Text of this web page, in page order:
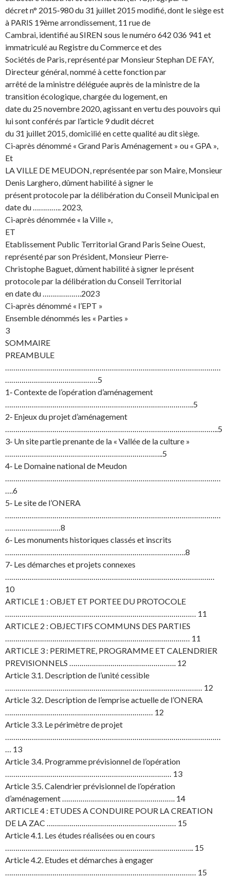
décret n° 2015‐980 du 31 juillet 2015 modifié, dont le siège est
à PARIS 19ème arrondissement, 11 rue de
Cambrai, identifié au SIREN sous le numéro 642 036 941 et
immatriculé au Registre du Commerce et des
Sociétés de Paris, représenté par Monsieur Stephan DE FAY,
Directeur général, nommé à cette fonction par
arrêté de la ministre déléguée auprès de la ministre de la
transition écologique, chargée du logement, en
date du 25 novembre 2020, agissant en vertu des pouvoirs qui
lui sont conférés par l’article 9 dudit décret
du 31 juillet 2015, domicilié en cette qualité au dit siège.
Ci‐après dénommé « Grand Paris Aménagement » ou « GPA »,
Et
LA VILLE DE MEUDON, représentée par son Maire, Monsieur
Denis Larghero, dûment habilité à signer le
présent protocole par la délibération du Conseil Municipal en
date du ………….. 2023,
Ci‐après dénommée « la Ville »,
ET
Etablissement Public Territorial Grand Paris Seine Ouest,
représenté par son Président, Monsieur Pierre‐
Christophe Baguet, dûment habilité à signer le présent
protocole par la délibération du Conseil Territorial
en date du ……………….2023
Ci‐après dénommé « l’EPT »
Ensemble dénommés les « Parties »
3
SOMMAIRE
PREAMBULE
……………………………………………………………………………………………
………………………………………5
1‐ Contexte de l’opération d’aménagement
………………………………………………………………………………..5
2‐ Enjeux du projet d’aménagement
…………………………………………………………………………………………..5
3‐ Un site partie prenante de la « Vallée de la culture »
…………………………………………………………………..5
4‐ Le Domaine national de Meudon
……………………………………………………………………………………………
….6
5‐ Le site de l’ONERA
……………………………………………………………………………………………
………………………8
6‐ Les monuments historiques classés et inscrits
…………………………………………………………………………….8
7‐ Les démarches et projets connexes
…………………………………………………………………………………………
10
ARTICLE 1 : OBJET ET PORTEE DU PROTOCOLE
………………………………………………………………………………… 11
ARTICLE 2 : OBJECTIFS COMMUNS DES PARTIES
……………………………………………………………………………… 11
ARTICLE 3 : PERIMETRE, PROGRAMME ET CALENDRIER
PREVISIONNELS ……………………………………………. 12
Article 3.1. Description de l’unité cessible
…………………………………………………………………………………… 12
Article 3.2. Description de l’emprise actuelle de l’ONERA
……………………………………………………………… 12
Article 3.3. Le périmètre de projet
……………………………………………………………………………………………
… 13
Article 3.4. Programme prévisionnel de l’opération
……………………………………………………………………… 13
Article 3.5. Calendrier prévisionnel de l’opération
d’aménagement ………………………………………………. 14
ARTICLE 4 : ETUDES A CONDUIRE POUR LA CREATION
DE LA ZAC ……………………………………………………… 15
Article 4.1. Les études réalisées ou en cours
……………………………………………………………………………….. 15
Article 4.2. Etudes et démarches à engager
………………………………………………………………………………… 15